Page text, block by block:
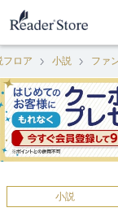
フロア 小説 ファ
小説